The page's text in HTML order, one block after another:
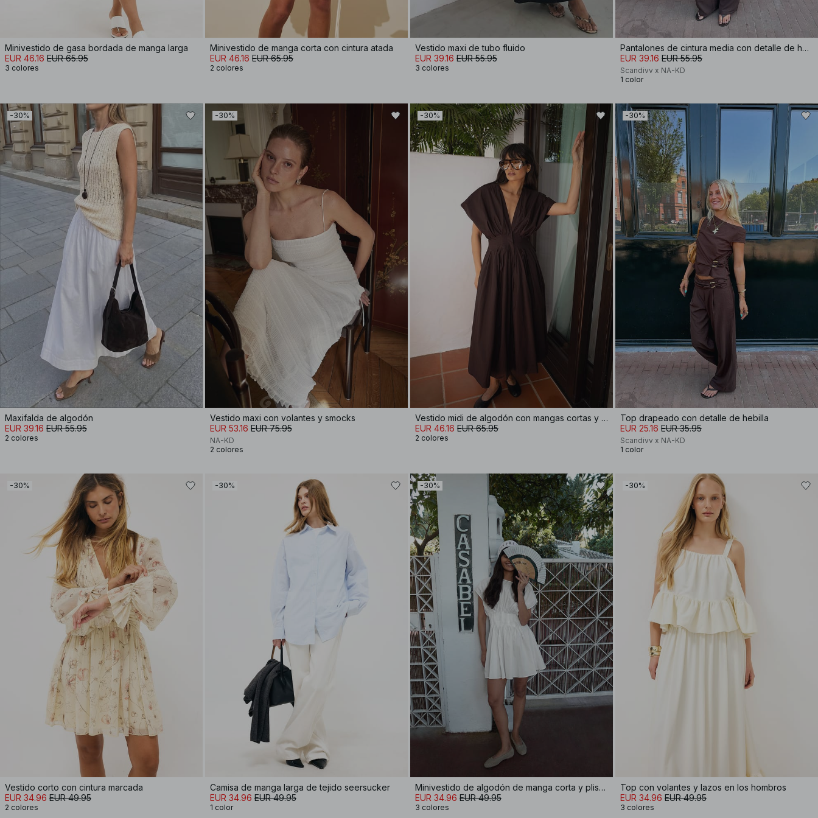
Minivestido de gasa bordada de manga larga
EUR 46.16 EUR 65.95
3 colores
Minivestido de manga corta con cintura atada
EUR 46.16 EUR 65.95
2 colores
Vestido maxi de tubo fluido
EUR 39.16 EUR 55.95
3 colores
Pantalones de cintura media con detalle de hebilla
EUR 39.16 EUR 55.95
Scandivv x NA-KD
1 color
-30%
Maxifalda de algodón
EUR 39.16 EUR 55.95
2 colores
-30%
Vestido maxi con volantes y smocks
EUR 53.16 EUR 75.95
NA-KD
2 colores
-30%
Vestido midi de algodón con mangas cortas y plisados
EUR 46.16 EUR 65.95
2 colores
-30%
Top drapeado con detalle de hebilla
EUR 25.16 EUR 35.95
Scandivv x NA-KD
1 color
-30%
Vestido corto con cintura marcada
EUR 34.96 EUR 49.95
2 colores
-30%
Camisa de manga larga de tejido seersucker
EUR 34.96 EUR 49.95
1 color
-30%
Minivestido de algodón de manga corta y plisado
EUR 34.96 EUR 49.95
3 colores
-30%
Top con volantes y lazos en los hombros
EUR 34.96 EUR 49.95
3 colores